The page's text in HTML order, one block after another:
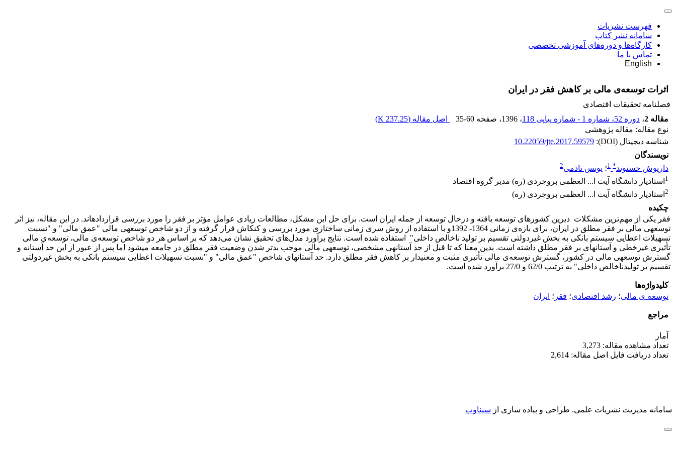
فهرست نشریات
سامانه نشر کتاب
کارگاه‌ها و دوره‌های آموزشی تخصصی
تماس با ما
English
اثرات توسعه‌ی مالی بر کاهش فقر در ایران
فصلنامه تحقیقات اقتصادی
مقاله 2
، دوره 52، شماره 1 - شماره پیاپی 118 ، 1396 ، صفحه 35-60 اصل مقاله (237.25 K
)
نوع مقاله: مقاله پژوهشی
شناسه دیجیتال (DOI):
10.22059/jte.2017.59579
نویسندگان
داریوش حسنوند*
1؛ یونس نادمی2
1 استادیار دانشگاه آیت ا... العظمی بروجردی (ره) مدیر گروه اقتصاد
2 استادیار دانشگاه آیت ا... العظمی بروجردی (ره)
چکیده
فقر یکی از مهم‌ترین مشکلات دیرین کشورهای توسعه یافته و درحال توسعه از جمله ایران است. برای حل این مشکل، مطالعات زیادی عوامل مؤثر بر فقر را مورد بررسی قراردادهاند. در این مقاله، نیز اثر
توسعه­ی مالی بر فقر مطلق در ایران، برای بازه‌ی زمانی 1364- 1392و با استفاده از روش سری زمانی ساختاری مورد بررسی و کنکاش قرار گرفته و از دو شاخص توسعه­ی مالی "عمق مالی" و "نسبت
تسهیلات اعطایی سیستم بانکی به بخش غیردولتی تقسیم بر تولید ناخالص داخلی" استفاده شده است. نتایج برآورد مدل‌های تحقیق نشان می‌دهد که بر اساس هر دو شاخص توسعه‌ی مالی، توسعه‌ی مالی
تأثیری غیرخطی و آستانه­ای بر فقر مطلق داشته است. بدین معنا که تا قبل از حد آستانه­­ی مشخصی، توسعه­ی مالی موجب بدتر شدن وضعیت فقر مطلق در جامعه می­شود اما پس از عبور از این حد آستانه­ و
گسترش توسعه­ی مالی در کشور، گسترش توسعه‌ی مالی تأثیری مثبت و معنی­دار بر کاهش فقر مطلق دارد. حد آستانه­ای شاخص "عمق مالی" و "نسبت تسهیلات اعطایی سیستم بانکی به بخش غیردولتی
تقسیم بر تولیدناخالص داخلی" به ترتیب 62/0 و 27/0 برآورد شده است.
کلیدواژه‌ها
توسعه ی مالی؛ رشد اقتصادی؛ فقر ؛ ایران
مراجع
آمار
تعداد مشاهده مقاله: 3,273
تعداد دریافت فایل اصل مقاله: 2,614
سامانه مدیریت نشریات علمی. طراحی و پیاده سازی از سیناوب